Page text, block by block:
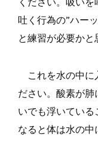
吐く行為の”ハー
と練習が必要かと
これを水の中に
ださい。酸素が
いでも浮いてい
なると体は水の中